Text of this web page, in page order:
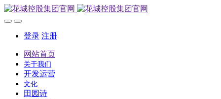
登录 注册
网站首页
关于我们
开发运营
文化
田园诗